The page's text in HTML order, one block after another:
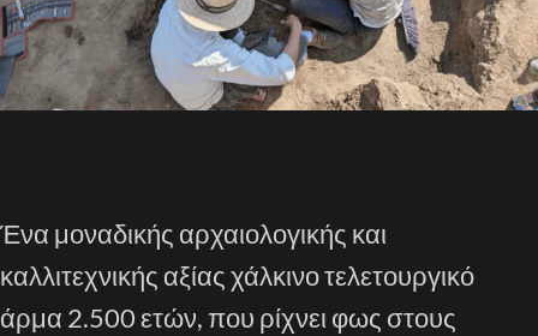
Ένα μοναδικής αρχαιολογικής και
καλλιτεχνικής αξίας χάλκινο τελετουργικό
άρμα 2.500 ετών, που ρίχνει φως στους